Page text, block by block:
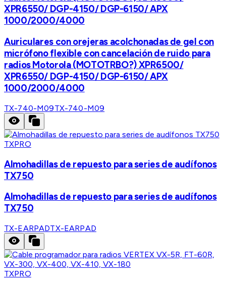
XPR6550/ DGP-4150/ DGP-6150/ APX
1000/2000/4000
Auriculares con orejeras acolchonadas de gel con
micrófono flexible con cancelación de ruido para
radios Motorola (MOTOTRBO?) XPR6500/
XPR6550/ DGP-4150/ DGP-6150/ APX
1000/2000/4000
TX-740-M09TX-740-M09
TXPRO
Almohadillas de repuesto para series de audífonos
TX750
Almohadillas de repuesto para series de audífonos
TX750
TX-EARPADTX-EARPAD
TXPRO